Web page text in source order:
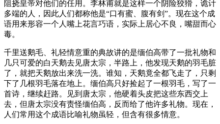
阻挠皇帝对他们的任用。李林甫就是这样一个阴险狡猾，诡计
多端的人，因此人们都称他是“口有蜜、腹有剑”。现在这个成
语用来形容一个人嘴上花言巧语，实际上居心不良，嘴甜而心
毒。
千里送鹅毛、礼轻情意重的典故讲的是缅伯高带了一批礼物和
几只可爱的白天鹅去见唐太宗，半路上，他发现天鹅的羽毛脏
了，就把天鹅放出来洗一洗。谁知，天鹅竟全都飞走了，只剩
下了几根羽毛落在地上。缅伯高只好捡起了一根羽毛，写了一
首诗，继续赶路。见到唐太宗，他硬着头皮把这些东西交上
去，但唐太宗没有责怪缅伯高，反而给了他许多礼物。现在，
人们常用这个成语比喻礼物虽轻，但含有很多情意。